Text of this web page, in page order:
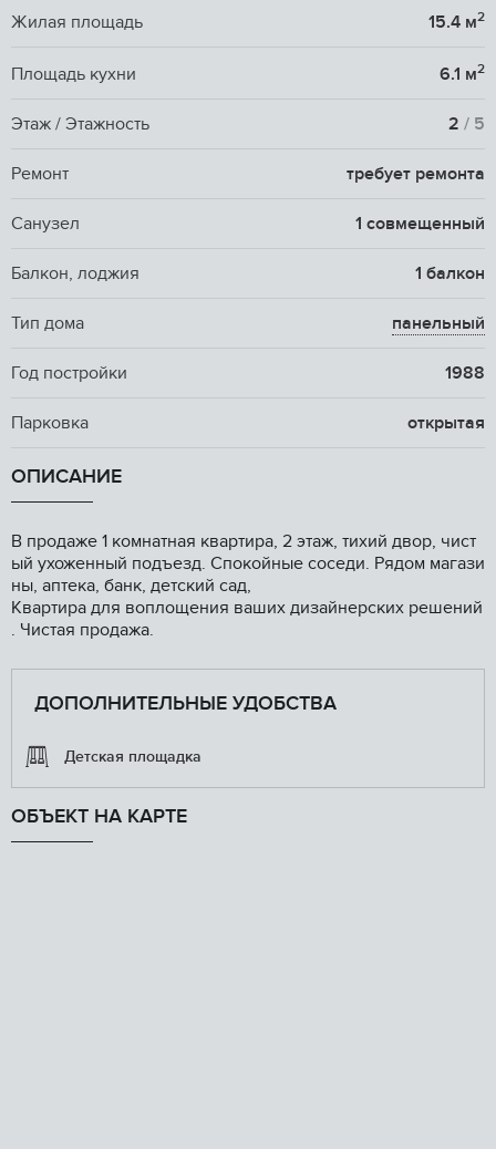
Жилая площадь 15.4 м2
Площадь кухни 6.1 м2
Этаж / Этажность 2 / 5
Ремонт требует ремонта
Санузел 1 совмещенный
Балкон, лоджия 1 балкон
Тип дома панельный
Год постройки 1988
Парковка открытая
ОПИСАНИЕ
В продаже 1 комнатная квартира, 2 этаж, тихий двор, чист
ый ухоженный подъезд. Спокойные соседи. Рядом магази
ны, аптека, банк, детский сад,
Квартира для воплощения ваших дизайнерских решений
. Чистая продажа.
ДОПОЛНИТЕЛЬНЫЕ УДОБСТВА
Детская площадка
ОБЪЕКТ НА КАРТЕ